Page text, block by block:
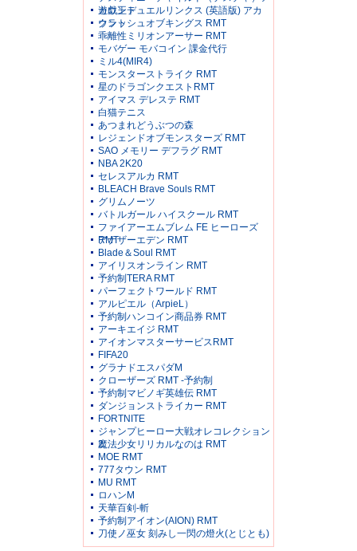
カウント
遊戯王デュエルリンクス (英語版) アカ
ウント
クラッシュオブキングス RMT
乖離性ミリオンアーサー RMT
モバゲー モバコイン 課金代行
ミル4(MIR4)
モンスターストライク RMT
星のドラゴンクエストRMT
アイマス デレステ RMT
白猫テニス
あつまれどうぶつの森
レジェンドオブモンスターズ RMT
SAO メモリー デフラグ RMT
NBA 2K20
セレスアルカ RMT
BLEACH Brave Souls RMT
グリムノーツ
バトルガール ハイスクール RMT
ファイアーエムブレム FE ヒーローズ
RMT
アナザーエデン RMT
Blade＆Soul RMT
アイリスオンライン RMT
予約制TERA RMT
パーフェクトワールド RMT
アルピエル（ArpieL）
予約制ハンコイン商品券 RMT
アーキエイジ RMT
アイオンマスターサービスRMT
FIFA20
グラナドエスパダM
クローザーズ RMT -予約制
予約制マビノギ英雄伝 RMT
ダンジョンストライカー RMT
FORTNITE
ジャンプヒーロー大戦オレコレクション
2
魔法少女リリカルなのは RMT
MOE RMT
777タウン RMT
MU RMT
ロハンM
天華百剣-斬
予約制アイオン(AION) RMT
刀使ノ巫女 刻みし一閃の燈火(とじとも)